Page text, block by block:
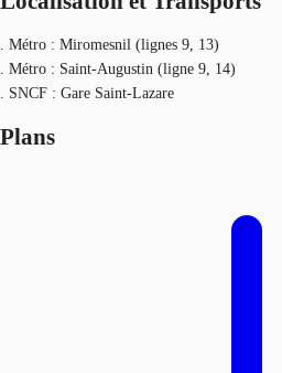
. Métro : Miromesnil (lignes 9, 13)
. Métro : Saint-Augustin (ligne 9, 14)
. SNCF : Gare Saint-Lazare
Plans